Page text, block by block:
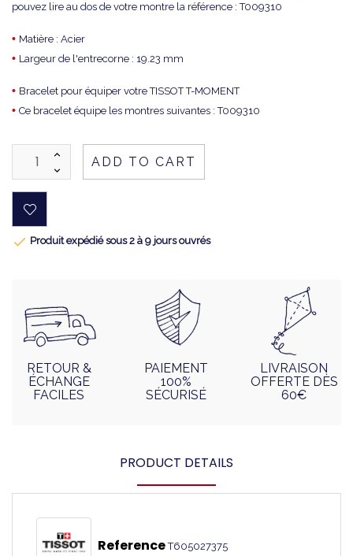
pouvez lire au dos de votre montre la référence : T009310
• Matière : Acier
• Largeur de l'entrecorne : 19.23 mm
• Bracelet pour équiper votre TISSOT T-MOMENT
• Ce bracelet équipe les montres suivantes : T009310
ADD TO CART
 Produit expédié sous 2 à 9 jours ouvrés
RETOUR &
ÉCHANGE
FACILES
PAIEMENT
100%
SÉCURISÉ
LIVRAISON
OFFERTE DÈS
60€
PRODUCT DETAILS
Reference T605027375